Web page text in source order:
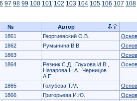
97 98 99 100 101 102 103 104 105 106 107 108
№ Автор
1861
Георгиевский О.В.
1862
Румынина В.В.
1863
1864
Резник С.Д., Глухова И.В.,
Назарова Н.А., Черницов
А.Е.
1865 Голубева Т.М.
1866
Григорьева И.Ю.